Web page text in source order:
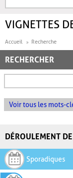
FORMULAIRE DE
VIGNETTES
Accueil Recherche
RECHERCHER
Voir tous les mots-
DÉROULEMENT
Sporadiques